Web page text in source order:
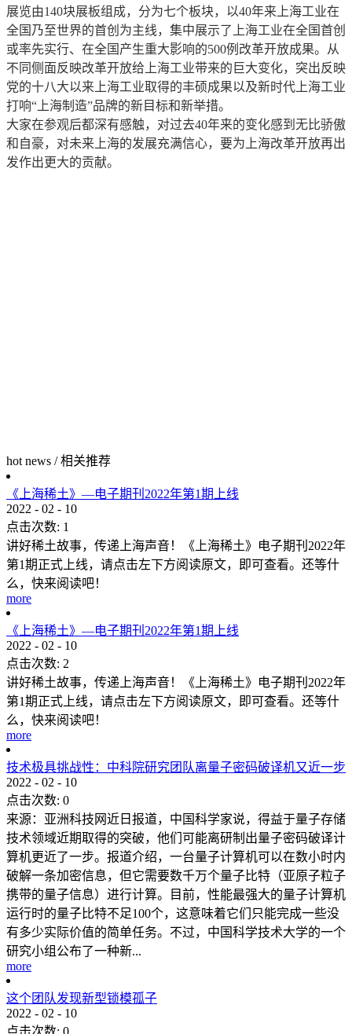
展览由140块展板组成，分为七个板块，以40年来上海工业在
全国乃至世界的首创为主线，集中展示了上海工业在全国首创
或率先实行、在全国产生重大影响的500例改革开放成果。从
不同侧面反映改革开放给上海工业带来的巨大变化，突出反映
党的十八大以来上海工业取得的丰硕成果以及新时代上海工业
打响“上海制造”品牌的新目标和新举措。
大家在参观后都深有感触，对过去40年来的变化感到无比骄傲
和自豪，对未来上海的发展充满信心，要为上海改革开放再出
发作出更大的贡献。
hot news / 相关推荐
《上海稀土》—电子期刊2022年第1期上线
2022 - 02 - 10
点击次数: 1
讲好稀土故事，传递上海声音！《上海稀土》电子期刊2022年
第1期正式上线，请点击左下方阅读原文，即可查看。还等什
么，快来阅读吧！
more
《上海稀土》—电子期刊2022年第1期上线
2022 - 02 - 10
点击次数: 2
讲好稀土故事，传递上海声音！《上海稀土》电子期刊2022年
第1期正式上线，请点击左下方阅读原文，即可查看。还等什
么，快来阅读吧！
more
技术极具挑战性：中科院研究团队离量子密码破译机又近一步
2022 - 02 - 10
点击次数: 0
来源：亚洲科技网近日报道，中国科学家说，得益于量子存储
技术领域近期取得的突破，他们可能离研制出量子密码破译计
算机更近了一步。报道介绍，一台量子计算机可以在数小时内
破解一条加密信息，但它需要数千万个量子比特（亚原子粒子
携带的量子信息）进行计算。目前，性能最强大的量子计算机
运行时的量子比特不足100个，这意味着它们只能完成一些没
有多少实际价值的简单任务。不过，中国科学技术大学的一个
研究小组公布了一种新...
more
这个团队发现新型锁模孤子
2022 - 02 - 10
点击次数: 0